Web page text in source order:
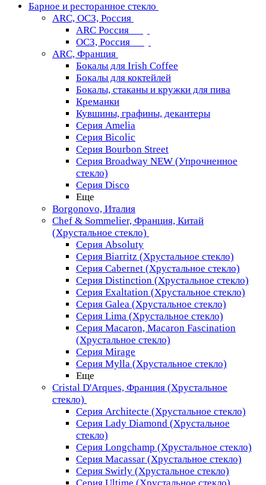
Барное и ресторанное стекло
ARC, ОСЗ, Россия
ARC Россия
ОСЗ, Россия
ARC, Франция
Бокалы для Irish Coffee
Бокалы для коктейлей
Бокалы, стаканы и кружки для пива
Креманки
Кувшины, графины, декантеры
Серия Amelia
Серия Bicolic
Серия Bourbon Street
Серия Broadway NEW (Упрочненное
стекло)
Серия Disco
Еще
Borgonovo, Италия
Chef & Sommelier, Франция, Китай
(Хрустальное стекло)
Серия Absoluty
Серия Biarritz (Хрустальное стекло)
Серия Cabernet (Хрустальное стекло)
Серия Distinction (Хрустальное стекло)
Серия Exaltation (Хрустальное стекло)
Серия Galea (Хрустальное стекло)
Серия Lima (Хрустальное стекло)
Серия Macaron, Macaron Fascination
(Хрустальное стекло)
Серия Mirage
Серия Mylla (Хрустальное стекло)
Еще
Cristal D'Arques, Франция (Хрустальное
стекло)
Серия Architecte (Хрустальное стекло)
Серия Lady Diamond (Хрустальное
стекло)
Серия Longchamp (Хрустальное стекло)
Серия Macassar (Хрустальное стекло)
Серия Swirly (Хрустальное стекло)